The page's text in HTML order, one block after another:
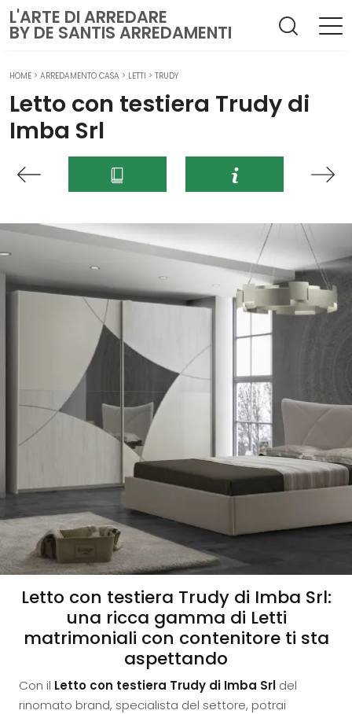
L'ARTE DI ARREDARE
BY DE SANTIS ARREDAMENTI
HOME > ARREDAMENTO CASA > LETTI > TRUDY
Letto con testiera Trudy di
Imba Srl
Letto con testiera Trudy di Imba Srl:
una ricca gamma di Letti
matrimoniali con contenitore ti sta
aspettando
Con il Letto con testiera Trudy di Imba Srl del
rinomato brand, specialista del settore, potrai